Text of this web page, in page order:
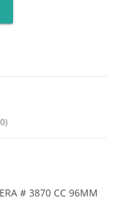
# 3870 CC 96MM